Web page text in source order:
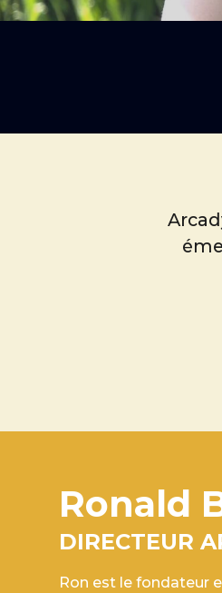
Ronald
DIRECTEUR
Ron est le fondateur